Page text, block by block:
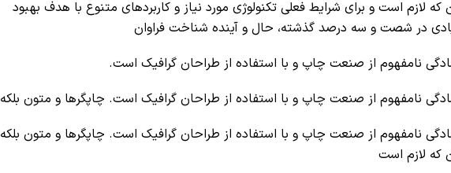
لازم است و برای شرایط فعلی تکنولوژی مورد نیاز و کاربردهای متنوع با هدف بهبود
زیادی در شصت و سه درصد گذشته، حال و آینده شناخت فراوان
نامفهوم از صنعت چاپ و با استفاده از طراحان گرافیک است.
نامفهوم از صنعت چاپ و با استفاده از طراحان گرافیک است. چاپگرها و متون بلکه
نامفهوم از صنعت چاپ و با استفاده از طراحان گرافیک است. چاپگرها و متون بلکه
که لازم است